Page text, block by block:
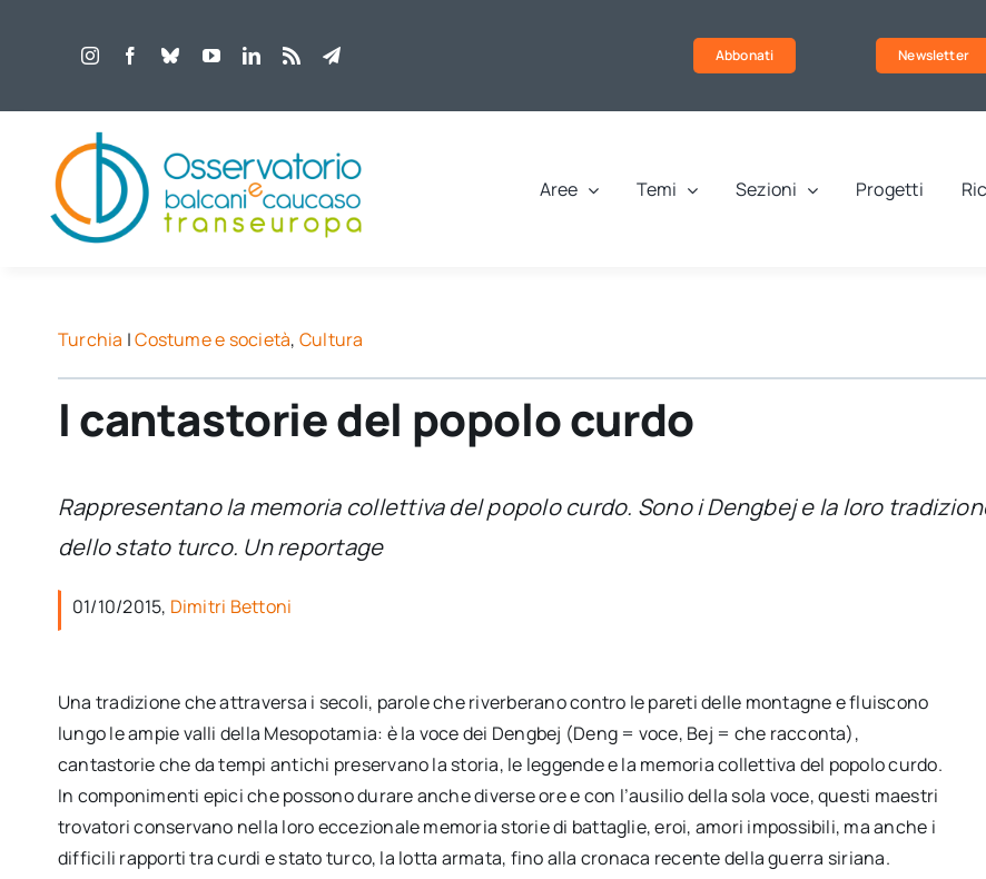
Abbonati Newsletter
Aree Temi Sezioni Progetti
Turchia |Costume e società, Cultura
I cantastorie del popolo curdo
Rappresentano la memoria collettiva del popolo curdo. Sono i Dengbej e la loro
dello stato turco. Un reportage
01/10/2015, Dimitri Bettoni
Una tradizione che attraversa i secoli, parole che riverberano contro le pareti delle montagne e fluiscono
lungo le ampie valli della Mesopotamia: è la voce dei Dengbej (Deng = voce, Bej = che racconta),
cantastorie che da tempi antichi preservano la storia, le leggende e la memoria collettiva del popolo curdo.
In componimenti epici che possono durare anche diverse ore e con l’ausilio della sola voce, questi maestri
trovatori conservano nella loro eccezionale memoria storie di battaglie, eroi, amori impossibili, ma anche i
difficili rapporti tra curdi e stato turco, la lotta armata, fino alla cronaca recente della guerra siriana.